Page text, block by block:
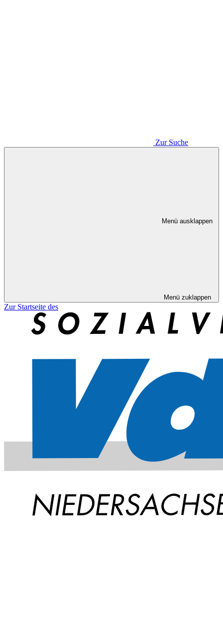
Zur Suche
Menü ausklappen
Menü zuklappen
Zur Startseite des